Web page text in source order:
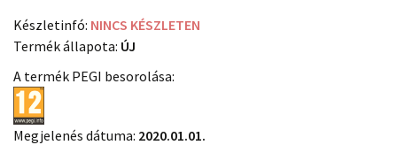
Készletinfó: NINCS KÉSZLETEN
Termék állapota: ÚJ
A termék PEGI besorolása:
Megjelenés dátuma: 2020.01.01.